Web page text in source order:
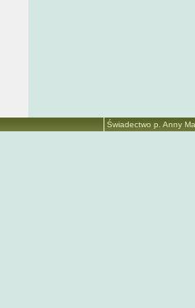
Świadectwo p. Anny